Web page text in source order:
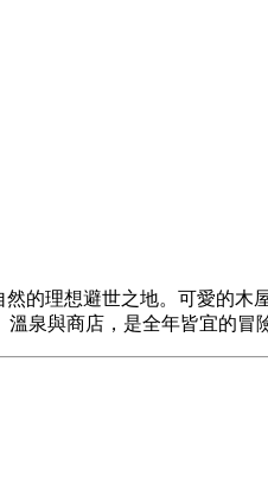
的理想避世之地。可愛的
泉與商店，是全年皆宜的冒